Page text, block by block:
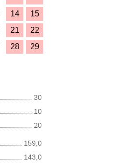
14
15
21
22
28
29
30
10
20
159,0
143,0